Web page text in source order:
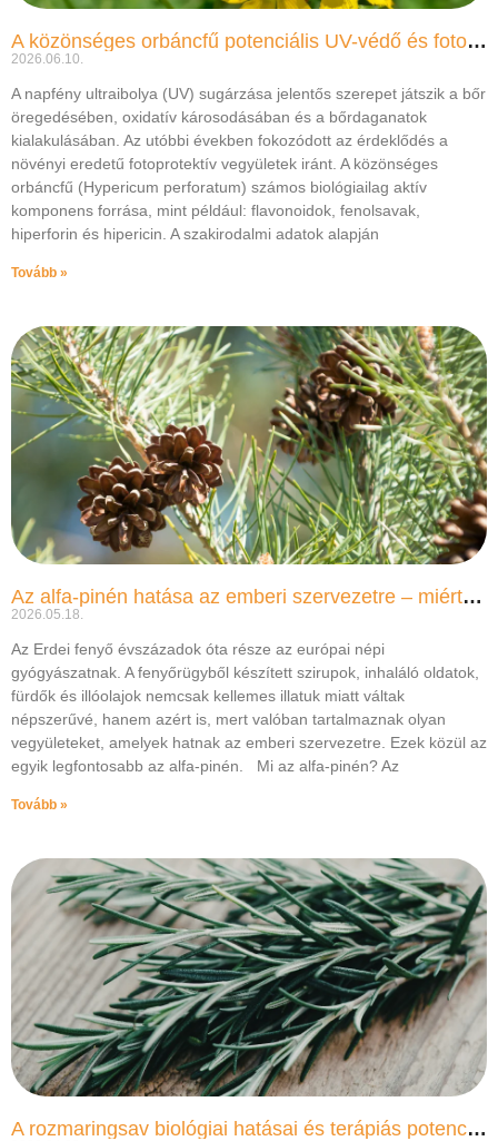
A közönséges orbáncfű potenciális UV-védő és fotoprotektív hatása
2026.06.10.
A napfény ultraibolya (UV) sugárzása jelentős szerepet játszik a bőr
öregedésében, oxidatív károsodásában és a bőrdaganatok
kialakulásában. Az utóbbi években fokozódott az érdeklődés a
növényi eredetű fotoprotektív vegyületek iránt. A közönséges
orbáncfű (Hypericum perforatum) számos biológiailag aktív
komponens forrása, mint például: flavonoidok, fenolsavak,
hiperforin és hipericin. A szakirodalmi adatok alapján
Tovább »
Az alfa-pinén hatása az emberi szervezetre – miért különleges gyógynövény az erdei fenyő?
2026.05.18.
Az Erdei fenyő évszázadok óta része az európai népi
gyógyászatnak. A fenyőrügyből készített szirupok, inhaláló oldatok,
fürdők és illóolajok nemcsak kellemes illatuk miatt váltak
népszerűvé, hanem azért is, mert valóban tartalmaznak olyan
vegyületeket, amelyek hatnak az emberi szervezetre. Ezek közül az
egyik legfontosabb az alfa-pinén. Mi az alfa-pinén? Az
Tovább »
A rozmaringsav biológiai hatásai és terápiás potenciálja